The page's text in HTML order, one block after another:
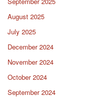
August 2025
July 2025
December 2024
November 2024
October 2024
September 2024